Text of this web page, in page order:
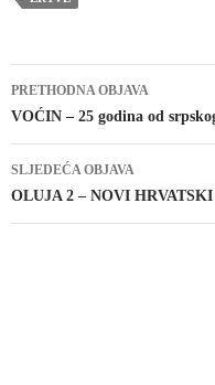
Navigacija
objava
PRETHODNA OBJAVA
VOĆIN – 25 godina od
SLJEDEĆA OBJAVA
OLUJA 2 – NOVI